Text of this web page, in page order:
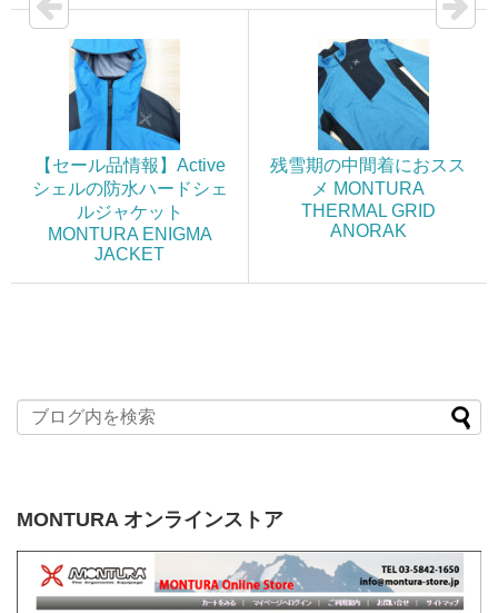
【セール品情報】Active
シェルの防水ハードシェ
ルジャケット
MONTURA ENIGMA
JACKET
残雪期の中間着におスス
メ MONTURA
THERMAL GRID
ANORAK
MONTURA オンラインストア